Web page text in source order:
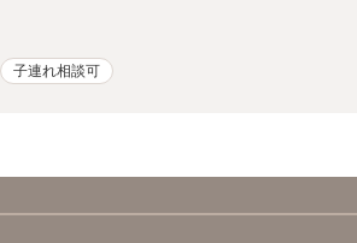
子連れ相談可